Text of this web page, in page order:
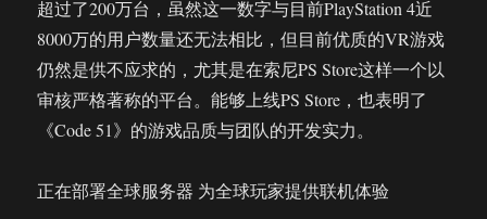
超过了200万台，虽然这一数字与目前PlayStation 4近
8000万的用户数量还无法相比，但目前优质的VR游戏
仍然是供不应求的，尤其是在索尼PS Store这样一个以
审核严格著称的平台。能够上线PS Store，也表明了
《Code 51》的游戏品质与团队的开发实力。
正在部署全球服务器 为全球玩家提供联机体验